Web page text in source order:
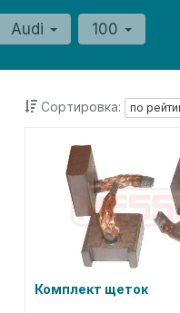
Audi 100
Сортировка: по
Комплект щеток